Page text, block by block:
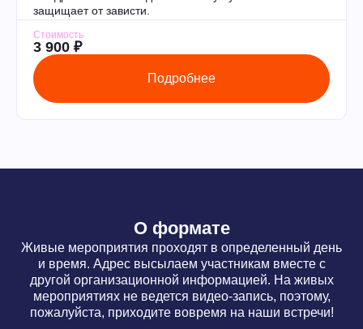
защищает от зависти.
Стоимость
3 900 ₽
Подробнее
О формате
Живые мероприятия проходят в определенный день
и время. Адрес высылаем участникам вместе с
другой организационной информацией. На живых
мероприятиях не ведется видео-запись, поэтому,
пожалуйста, приходите вовремя на наши встречи!